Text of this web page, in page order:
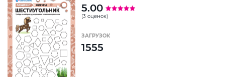
5.00
(3 оценок)
ЗАГРУЗОК
1555